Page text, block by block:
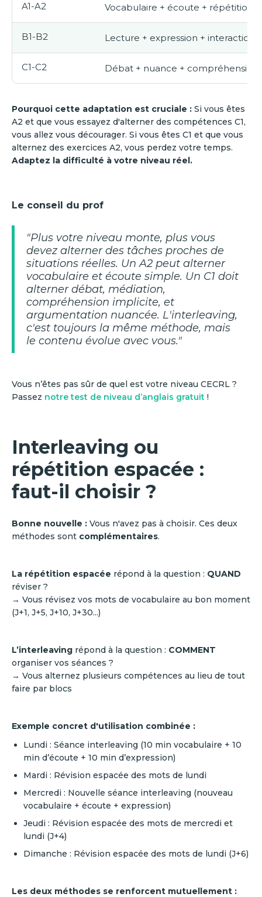
A1-A2 Vocabulaire + écoute + répétition
B1-B2 Lecture + expression + interaction
C1-C2 Débat + nuance + compréhension
Pourquoi cette adaptation est cruciale : Si vous êtes
A2 et que vous essayez d'alterner des compétences C1,
vous allez vous décourager. Si vous êtes C1 et que vous
alternez des exercices A2, vous perdez votre temps.
Adaptez la difficulté à votre niveau réel.
Le conseil du prof
"Plus votre niveau monte, plus vous
devez alterner des tâches proches de
situations réelles. Un A2 peut alterner
vocabulaire et écoute simple. Un C1 doit
alterner débat, médiation,
compréhension implicite, et
argumentation nuancée. L'interleaving,
c'est toujours la même méthode, mais
le contenu évolue avec vous."
Vous n’êtes pas sûr de quel est votre niveau CECRL ?
Passez notre test de niveau d’anglais gratuit !
Interleaving ou
répétition espacée :
faut-il choisir ?
Bonne nouvelle : Vous n'avez pas à choisir. Ces deux
méthodes sont complémentaires.
La répétition espacée répond à la question : QUAND
réviser ?
→ Vous révisez vos mots de vocabulaire au bon moment
(J+1, J+5, J+10, J+30...)
L’interleaving répond à la question : COMMENT
organiser vos séances ?
→ Vous alternez plusieurs compétences au lieu de tout
faire par blocs
Exemple concret d'utilisation combinée :
Lundi : Séance interleaving (10 min vocabulaire + 10
min d’écoute + 10 min d’expression)
Mardi : Révision espacée des mots de lundi
Mercredi : Nouvelle séance interleaving (nouveau
vocabulaire + écoute + expression)
Jeudi : Révision espacée des mots de mercredi et
lundi (J+4)
Dimanche : Révision espacée des mots de lundi (J+6)
Les deux méthodes se renforcent mutuellement :